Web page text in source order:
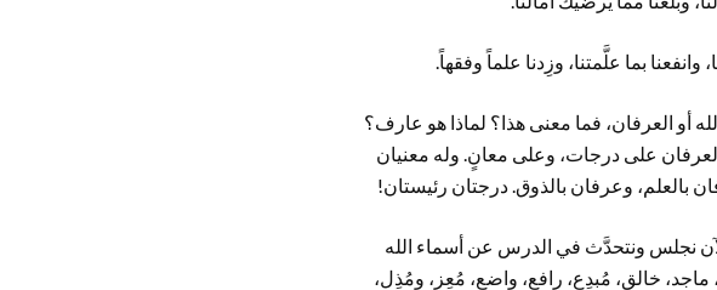
وانفعنا بما علَّمتنا، وزِدنا علماً وفقهاً.
أو العرفان، فما معنى هذا؟ لماذا هو عارف؟
العرفان على درجات، وعلى معانٍ. وله معنيان
بالعلم، وعرفان بالذوق. درجتان رئيستان!
نجلس ونتحدَّث في الدرس عن أسماء الله
خالق، مُبدِع، رافع، واضع، مُعِز، ومُذِل،